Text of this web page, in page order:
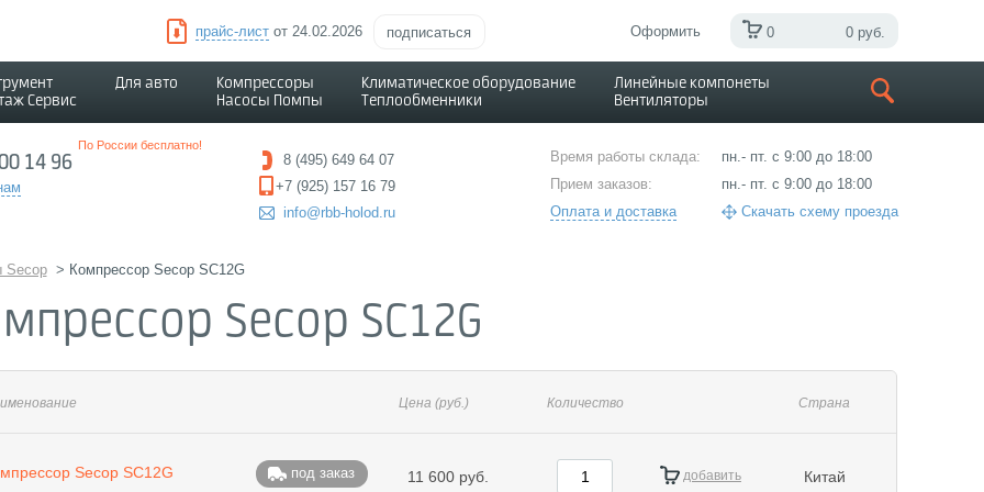
прайс-листот 24.02.2026 подписаться Оформить 0 0 руб.
Сервис
Для авто
Компрессоры
Насосы Помпы
Климатическое оборудование
Теплообменники
Линейные компонеты
Вентиляторы
14 96
По России бесплатно!
8 (495) 649 64 07
+7 (925) 157 16 79
info@rbb-holod.ru
Время работы склада:
Прием заказов:
Оплата и доставка
пн.- пт. с 9:00 до 18:00
пн.- пт. с 9:00 до 18:00
Скачать схему проезда
Secop > Компрессор Secop SC12G
Secop SC12G
Цена (руб.) Количество Страна
Secop SC12G под заказ 11 600 руб. добавить Китай